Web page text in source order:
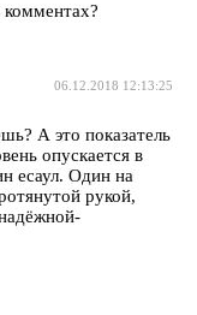
комментах?
06.12.2018 12:13:25
А это показатель
опускается в
есаул. Один на
рукой,